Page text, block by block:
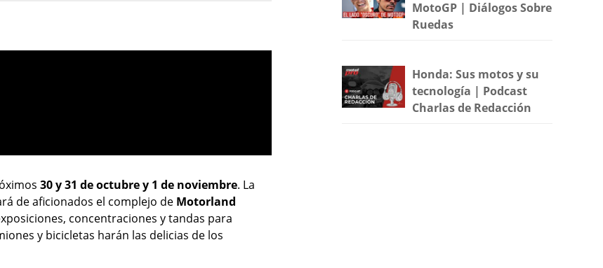
30 y 31 de octubre y 1 de noviembre. La
de aficionados el complejo de Motorland
concentraciones y tandas para
y bicicletas harán las delicias de los
MotoGP | Diálogos Sobre
Ruedas
Honda: Sus motos y su
tecnología | Podcast
Charlas de Redacción